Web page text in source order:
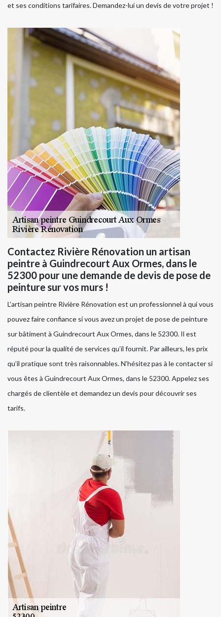
et ses conditions tarifaires. Demandez-lui un devis de votre projet !
Contactez Rivière Rénovation un artisan
peintre à Guindrecourt Aux Ormes, dans le
52300 pour une demande de devis de pose de
peinture sur vos murs !
L’artisan peintre Rivière Rénovation est un professionnel à qui vous
pouvez faire confiance si vous avez un projet de pose de peinture
sur bâtiment à Guindrecourt Aux Ormes, dans le 52300. Il est
réputé pour la qualité de services qu’il fournit. Par ailleurs, les prix
qu’il pratique sont très raisonnables. N’hésitez pas à le contacter si
vous êtes à Guindrecourt Aux Ormes, dans le 52300. Appelez ses
chargés de clientèle et demandez un devis pour découvrir ses
tarifs.